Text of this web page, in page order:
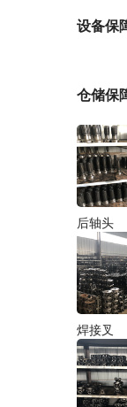
设备保
仓储保
后轴头
焊接叉